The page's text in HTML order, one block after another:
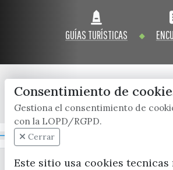
GUÍAS TURÍSTICAS
x / twitter facebook youtube
Consentimiento de
Gestiona el consentimiento de
con la LOPD/RGPD.
Cerrar
Este sitio usa cookies tecnicas